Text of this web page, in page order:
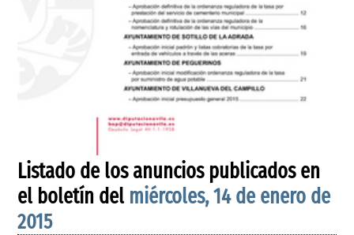
Listado de los anuncios publicados en
el boletín del miércoles, 14 de enero de
2015